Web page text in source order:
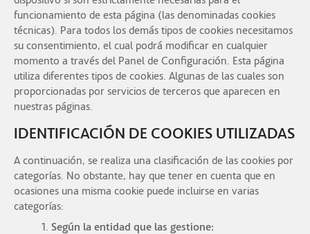
funcionamiento de esta página (las denominadas cookies
técnicas). Para todos los demás tipos de cookies necesitamos
su consentimiento, el cual podrá modificar en cualquier
momento a través del Panel de Configuración. Esta página
utiliza diferentes tipos de cookies. Algunas de las cuales son
proporcionadas por servicios de terceros que aparecen en
nuestras páginas.
IDENTIFICACIÓN DE COOKIES UTILIZADAS
A continuación, se realiza una clasificación de las cookies por
categorías. No obstante, hay que tener en cuenta que en
ocasiones una misma cookie puede incluirse en varias
categorías:
1. Según la entidad que las gestione: